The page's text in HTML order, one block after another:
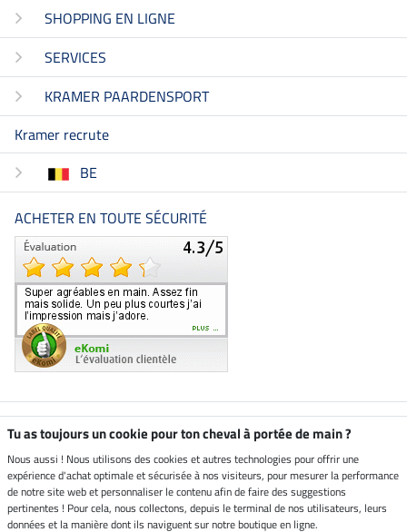
SHOPPING EN LIGNE
SERVICES
KRAMER PAARDENSPORT
Kramer recrute
BE
ACHETER EN TOUTE SÉCURITÉ
Boutique climatiquement
Livraison par
Tu as toujours un cookie pour ton cheval à portée de main ?
Nous aussi ! Nous utilisons des cookies et autres technologies pour offrir une
expérience d'achat optimale et sécurisée à nos visiteurs, pour mesurer la performance
de notre site web et personnaliser le contenu afin de faire des suggestions
pertinentes ! Pour cela, nous collectons, depuis le terminal de nos utilisateurs, leurs
données et la manière dont ils naviguent sur notre boutique en ligne.